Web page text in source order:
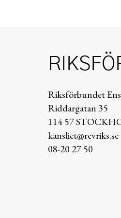
Riksförbundet
Riddargatan 35
114 57
kansliet@revriks.se
08-20 27 50